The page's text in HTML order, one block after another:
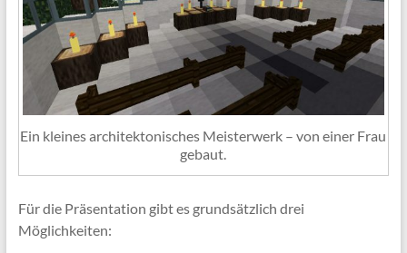
Ein kleines architektonisches Meisterwerk – von einer Frau
gebaut.
Für die Präsentation gibt es grundsätzlich drei
Möglichkeiten: